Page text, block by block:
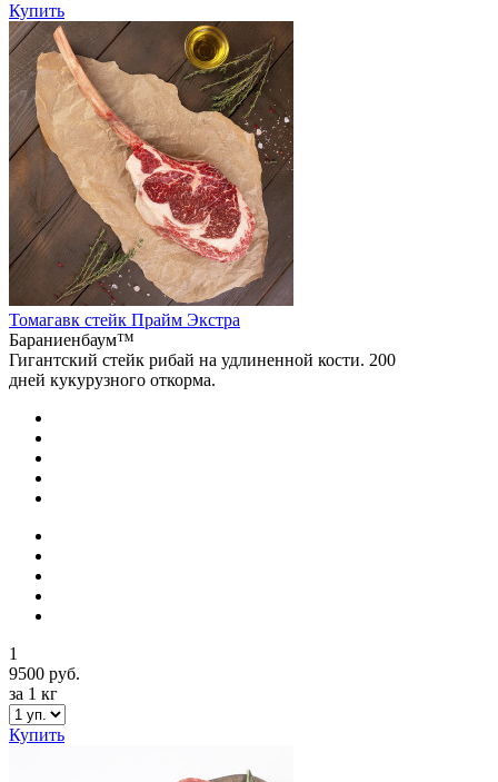
Купить
Томагавк стейк Прайм Экстра
Бараниенбаум™
Гигантский стейк рибай на удлиненной кости. 200
дней кукурузного откорма.
1
9500 руб.
за 1 кг
Купить